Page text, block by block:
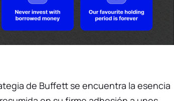
de Buffett se encuentra la esencia